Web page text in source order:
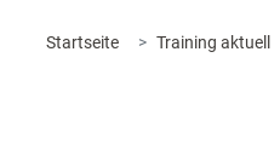
Startseite Training aktuell